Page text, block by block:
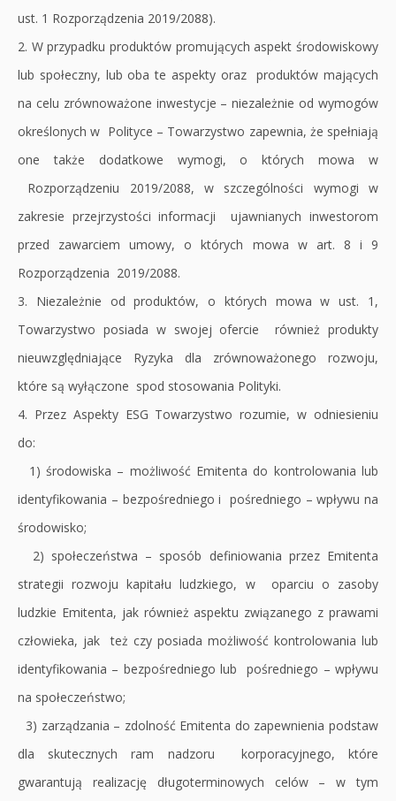
ust. 1 Rozporządzenia 2019/2088).
2. W przypadku produktów promujących aspekt środowiskowy
lub społeczny, lub oba te aspekty oraz produktów mających
na celu zrównoważone inwestycje – niezależnie od wymogów
określonych w Polityce – Towarzystwo zapewnia, że spełniają
one także dodatkowe wymogi, o których mowa w
Rozporządzeniu 2019/2088, w szczególności wymogi w
zakresie przejrzystości informacji ujawnianych inwestorom
przed zawarciem umowy, o których mowa w art. 8 i 9
Rozporządzenia 2019/2088.
3. Niezależnie od produktów, o których mowa w ust. 1,
Towarzystwo posiada w swojej ofercie również produkty
nieuwzględniające Ryzyka dla zrównoważonego rozwoju,
które są wyłączone spod stosowania Polityki.
4. Przez Aspekty ESG Towarzystwo rozumie, w odniesieniu
do:
1) środowiska – możliwość Emitenta do kontrolowania lub
identyfikowania – bezpośredniego i pośredniego – wpływu na
środowisko;
2) społeczeństwa – sposób definiowania przez Emitenta
strategii rozwoju kapitału ludzkiego, w oparciu o zasoby
ludzkie Emitenta, jak również aspektu związanego z prawami
człowieka, jak też czy posiada możliwość kontrolowania lub
identyfikowania – bezpośredniego lub pośredniego – wpływu
na społeczeństwo;
3) zarządzania – zdolność Emitenta do zapewnienia podstaw
dla skutecznych ram nadzoru korporacyjnego, które
gwarantują realizację długoterminowych celów – w tym